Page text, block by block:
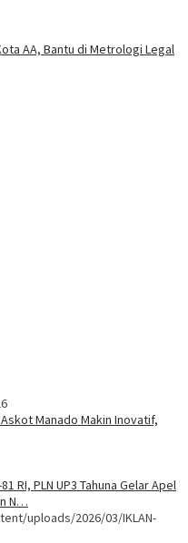
AA, Bantu di Metrologi Legal
Manado Makin Inovatif,
RI, PLN UP3 Tahuna Gelar Apel
N…
uploads/2026/03/IKLAN-